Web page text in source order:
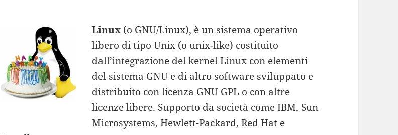
Linux(o GNU/Linux), è un sistema operativo
libero di tipo Unix (o unix-like) costituito
dall’integrazione del kernel Linux con elementi
del sistema GNU e di altro software sviluppato e
distribuito con licenza GNU GPL o con altre
licenze libere. Supporto da società come IBM, Sun
Microsystems, Hewlett-Packard, Red Hat e